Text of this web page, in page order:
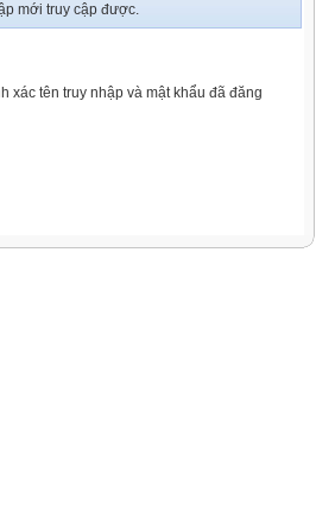
mới truy cập được.
xác tên truy nhập và mật khẩu đã đăng